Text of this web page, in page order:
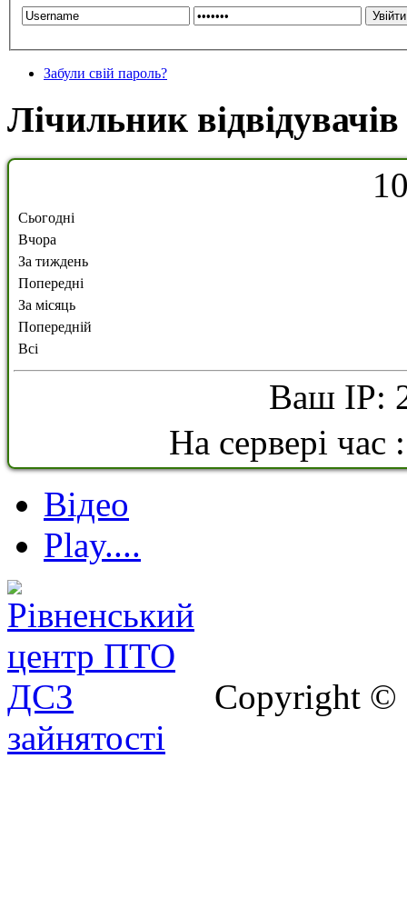
Забули свій пароль?
Лічильник відвідувачів
1
Сьогодні
Вчора
За тиждень
Попередні
За місяць
Попередній
Всі
Ваш IP:
На сервері
Відео
Play....
Copyright
зайнятості